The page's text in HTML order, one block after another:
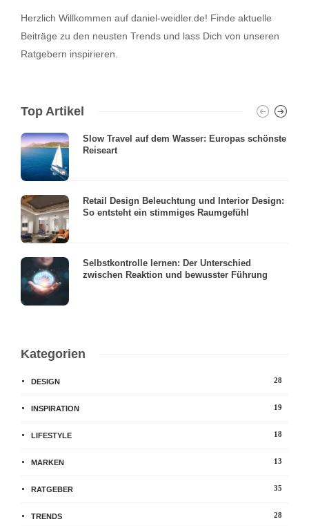
Herzlich Willkommen auf daniel-weidler.de! Finde aktuelle
Beiträge zu den neusten Trends und lass Dich von unseren
Ratgebern inspirieren.
Top Artikel
Slow Travel auf dem Wasser: Europas schönste
Reiseart
Retail Design Beleuchtung und Interior Design:
So entsteht ein stimmiges Raumgefühl
Selbstkontrolle lernen: Der Unterschied
zwischen Reaktion und bewusster Führung
Kategorien
DESIGN 28
INSPIRATION 19
LIFESTYLE 18
MARKEN 13
RATGEBER 35
TRENDS 28